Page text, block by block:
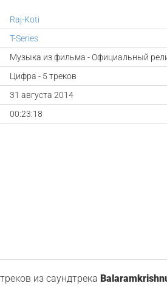
Raj-Koti
T-Series
Музыка из фильма - Официальный
Цифра - 5 треков
31 августа 2014
00:23:18
из саундтрека